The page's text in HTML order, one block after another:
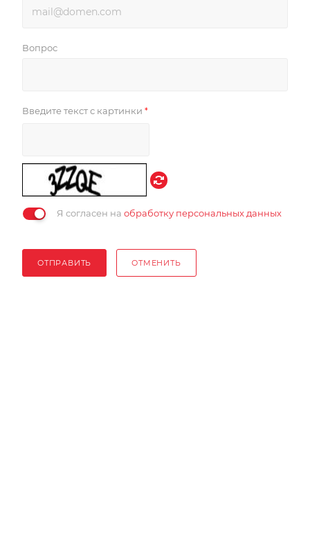
Вопрос
Введите текст с картинки *
Я согласен на обработку персональных данных
ОТПРАВИТЬ ОТМЕНИТЬ